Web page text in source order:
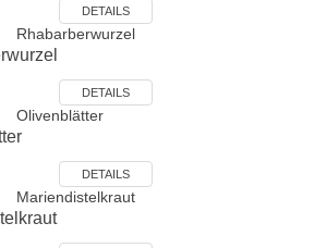
DETAILS
Rhabarberwurzel
DETAILS
Olivenblätter
DETAILS
Mariendistelkraut